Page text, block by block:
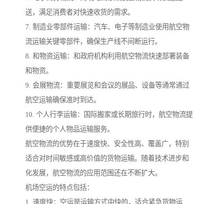
送，满足消费者对快速收货的需求。
7. 制造业零部件运输：汽车、电子等制造业使用航空物
流运输关键零部件，确保生产线不间断运行。
8. 和物资运输：和政府机构利用航空物流快速部署装备
和物资。
9. 会展物流：重要展览和会议的展品、设备等通常通过
航空运输确保准时到达。
10. 个人行李运输：国际搬家或长期旅行时，航空物流提
供便捷的个人物品运输服务。
航空物流的优势在于速度快、安全性高、覆盖广，特别
适合对时间敏感或高价值的货物运输。随着技术进步和
化发展，航空物流的应用范围还在不断扩大。
机场空运的特点包括：
1. 速度快：空运是运输方式中快的，适合紧急货物运